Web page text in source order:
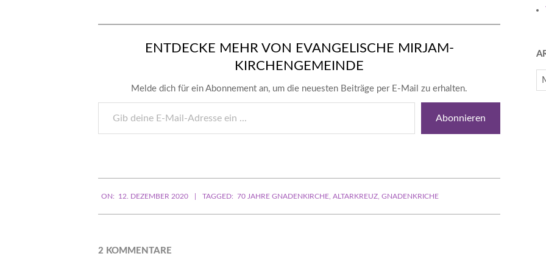
ENTDECKE MEHR VON EVANGELISCHE MIRJAM-
KIRCHENGEMEINDE
Melde dich für ein Abonnement an, um die neuesten Beiträge per E-Mail zu erhalten.
deine
E-
Abonnieren
12-
12
ON: 12. DEZEMBER 2020 TAGGED: 70 JAHRE GNADENKIRCHE ALTARKREUZ GNADENKRICHE
2 KOMMENTARE